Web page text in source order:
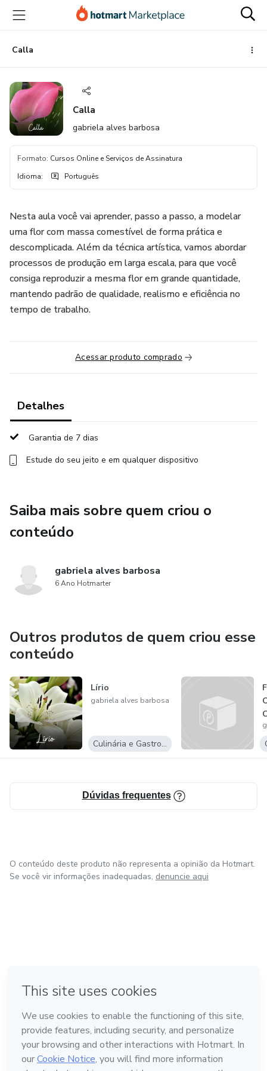
para
conteúdo
principal
para
pagamento
para
rodapé
Calla
Calla
gabriela alves barbosa
Formato: Cursos Online e Serviços de Assinatura
Idioma: Português
Nesta aula você vai aprender, passo a passo, a modelar
uma flor com massa comestível de forma prática e
descomplicada. Além da técnica artística, vamos abordar
processos de produção em larga escala, para que você
consiga reproduzir a mesma flor em grande quantidade,
mantendo padrão de qualidade, realismo e eficiência no
tempo de trabalho.
Acessar produto comprado
Detalhes
Garantia de 7 dias
Estude do seu jeito e em qualquer dispositivo
Saiba mais sobre quem criou o
conteúdo
gabriela alves barbosa
6 Ano Hotmarter
Outros produtos de quem criou esse
conteúdo
Lírio
gabriela alves barbosa
Culinária e Gastronomia
Dúvidas frequentes
O conteúdo deste produto não representa a opinião da Hotmart.
Se você vir informações inadequadas, denuncie aqui
Feito com ❤ na Cidade do México
Conheça a Hotmart